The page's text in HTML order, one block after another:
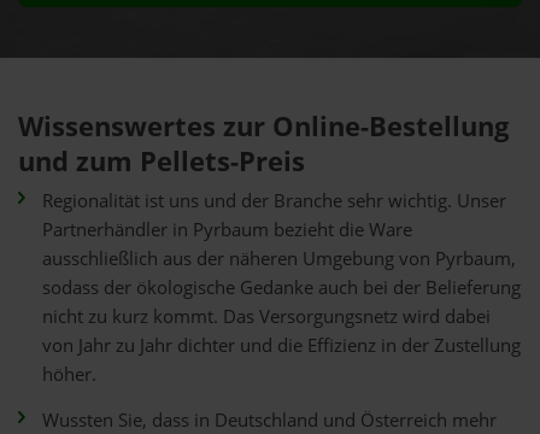
Wissenswertes zur Online-Bestellung
und zum Pellets-Preis
Regionalität ist uns und der Branche sehr wichtig. Unser
Partnerhändler in Pyrbaum bezieht die Ware
ausschließlich aus der näheren Umgebung von Pyrbaum,
sodass der ökologische Gedanke auch bei der Belieferung
nicht zu kurz kommt. Das Versorgungsnetz wird dabei
von Jahr zu Jahr dichter und die Effizienz in der Zustellung
höher.
Wussten Sie, dass in Deutschland und Österreich mehr